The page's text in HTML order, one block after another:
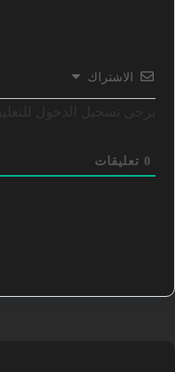
الاشتراك
0 تعليقات